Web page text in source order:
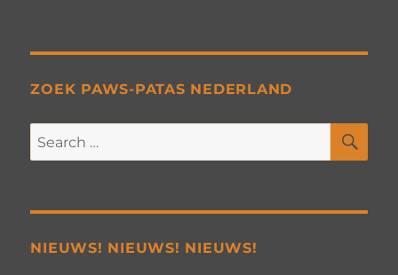
ZOEK PAWS-PATAS NEDERLAND
Search
for:
NIEUWS! NIEUWS! NIEUWS!